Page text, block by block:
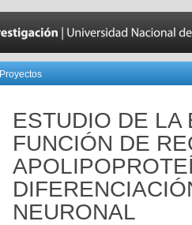
Proyectos
ESTUDIO DE LA
FUNCIÓN DE
NEURONAL